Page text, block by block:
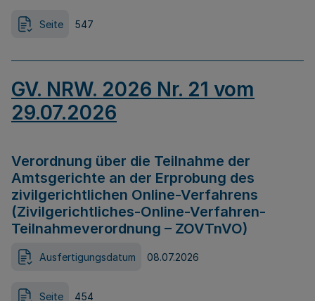
Seite 547
GV. NRW. 2026 Nr. 21 vom
29.07.2026
Verordnung über die Teilnahme der
Amtsgerichte an der Erprobung des
zivilgerichtlichen Online-Verfahrens
(Zivilgerichtliches-Online-Verfahren-
Teilnahmeverordnung – ZOVTnVO)
Ausfertigungsdatum 08.07.2026
Seite 454